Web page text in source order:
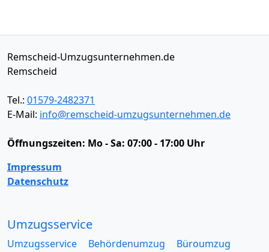
Remscheid-Umzugsunternehmen.de
Remscheid
Tel.: 01579-2482371
E-Mail: info@remscheid-umzugsunternehmen.de
Öffnungszeiten: Mo - Sa: 07:00 - 17:00 Uhr
Impressum
Datenschutz
Umzugsservice
Umzugsservice Behördenumzug
Büroumzug